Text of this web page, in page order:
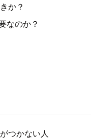
か？
なのか？
つかない人